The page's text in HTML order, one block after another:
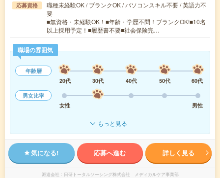
応募資格
職種未経験OK / ブランクOK / パソコンスキル不要 / 英語力不
要
■無資格・未経験OK！■年齢・学歴不問！ブランクOK!■10名
以上採用予定！■履歴書不要■社会保険完…
職場の雰囲気
年齢層
20代
30代 40代 50代
60代
男女比率
女性
男性
もっと見る
気になる! 応募へ進む 詳しく見る
派遣会社 日研トータルソーシング株式会社 メディカルケア事業部